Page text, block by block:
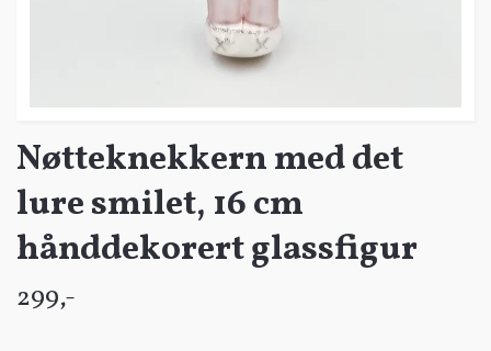
Nøtteknekkern med det
lure smilet, 16 cm
hånddekorert glassfigur
299,-